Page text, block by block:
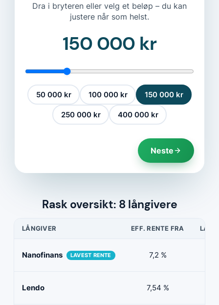
Dra i bryteren eller velg et beløp – du kan
justere når som helst.
150 000 kr
50 000 kr 100 000 kr 150 000 kr
250 000 kr 400 000 kr
Neste
Rask oversikt: 8 långivere
LÅNGIVER EFF. RENTE FRA
Nanofinans LAVEST RENTE 7,2 %
Lendo 7,54 %